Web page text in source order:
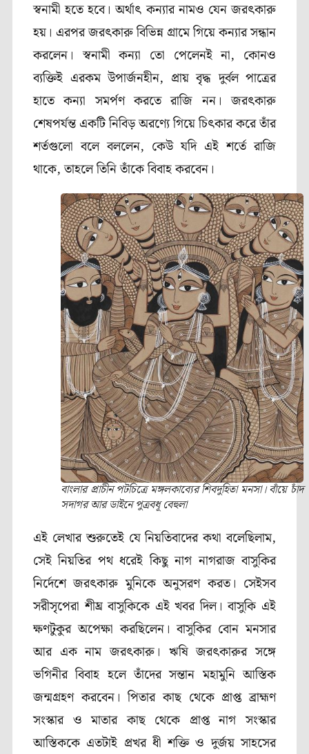
স্বনামী হতে হবে। অর্থাৎ কন্যার নামও যেন জরৎকারু
হয়। এরপর জরৎকারু বিভিন্ন গ্রামে গিয়ে কন্যার সন্ধান
করলেন। স্বনামী কন্যা তো পেলেনই না, কোনও
ব্যক্তিই এরকম উপার্জনহীন, প্রায় বৃদ্ধ দুর্বল পাত্রের
হাতে কন্যা সমর্পণ করতে রাজি নন। জরৎকারু
শেষপর্যন্ত একটি নিবিড় অরণ্যে গিয়ে চিৎকার করে তাঁর
শর্তগুলো বলে বললেন, কেউ যদি এই শর্তে রাজি
থাকে, তাহলে তিনি তাঁকে বিবাহ করবেন।
বাংলার প্রাচীন পটচিত্রে মঙ্গলকাব্যের শিবদুহিতা মনসা। বাঁয়ে চাঁদ
সদাগর আর ডাইনে পুত্রবধূ বেহুলা
এই লেখার শুরুতেই যে নিয়তিবাদের কথা বলেছিলাম,
সেই নিয়তির পথ ধরেই কিছু নাগ নাগরাজ বাসুকির
নির্দেশে জরৎকারু মুনিকে অনুসরণ করত। সেইসব
সরীসৃপেরা শীঘ্র বাসুকিকে এই খবর দিল। বাসুকি এই
ক্ষণটুকুর অপেক্ষা করছিলেন। বাসুকির বোন মনসার
আর এক নাম জরৎকারু। ঋষি জরৎকারুর সঙ্গে
ভগিনীর বিবাহ হলে তাঁদের সন্তান মহামুনি আস্তিক
জন্মগ্রহণ করবেন। পিতার কাছ থেকে প্রাপ্ত ব্রাহ্মণ
সংস্কার ও মাতার কাছ থেকে প্রাপ্ত নাগ সংস্কার
আস্তিককে এতটাই প্রখর ধী শক্তি ও দুর্জয় সাহসের